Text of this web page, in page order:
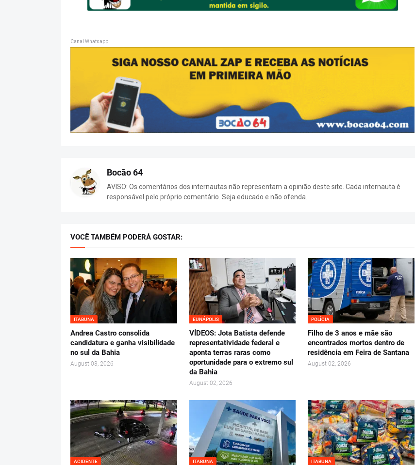
Canal Whatsapp
Bocão 64
AVISO: Os comentários dos internautas não representam a opinião deste site. Cada internauta é
responsável pelo próprio comentário. Seja educado e não ofenda.
VOCÊ TAMBÉM PODERÁ GOSTAR:
ITABUNA
Andrea Castro consolida
candidatura e ganha visibilidade
no sul da Bahia
August 03, 2026
EUNÁPOLIS
VÍDEOS: Jota Batista defende
representatividade federal e
aponta terras raras como
oportunidade para o extremo sul
da Bahia
August 02, 2026
POLÍCIA
Filho de 3 anos e mãe são
encontrados mortos dentro de
residência em Feira de Santana
August 02, 2026
ACIDENTE ITABUNA ITABUNA